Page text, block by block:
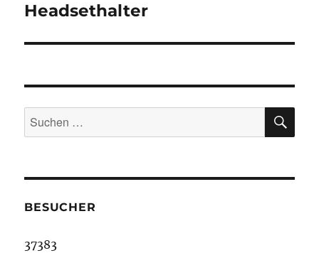
Nächster
Headsethalter
Suche
nach:
BESUCHER
37383